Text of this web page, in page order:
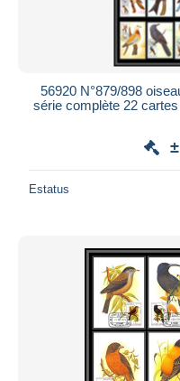
56920 N°879/898
série complète 22
Estatus